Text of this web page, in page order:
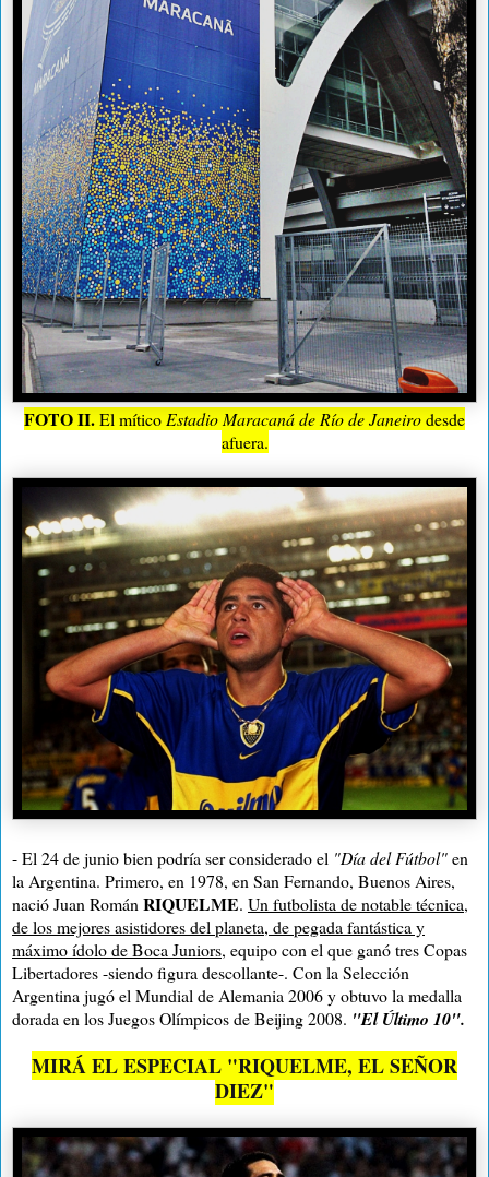
FOTO II.El mítico Estadio Maracaná de Río de Janeirodesde
afuera.
- El 24 de junio bien podría ser considerado el "Día del Fútbol"en
la Argentina. Primero, en 1978, en San Fernando, Buenos Aires,
nació Juan RománRIQUELME. Un futbolista de notable técnica,
de los mejores asistidores del planeta, de pegada fantástica y
máximo ídolo de Boca Juniors, equipo con el que ganó tres Copas
Libertadores -siendo figura descollante-. Con la Selección
Argentina jugó el Mundial de Alemania 2006 y obtuvo la medalla
dorada en los Juegos Olímpicos de Beijing 2008. "El Último 10".
MIRÁ EL ESPECIAL "RIQUELME, EL SEÑOR
DIEZ"